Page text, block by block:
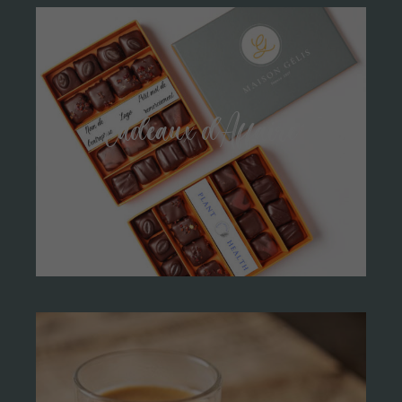
Cadeaux d’Affaire
fonctionnement
du site.
Statistiques
Nous les
utilisons pour
améliorer les
fonctionnalités
de ce site en
fonction des
usages.
Experience
fournir la
meilleure
expérience